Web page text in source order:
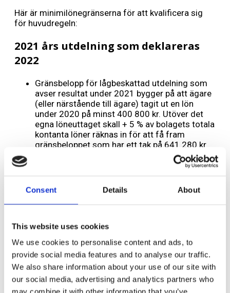
Consent Details About
This website uses cookies
We use cookies to personalise content and ads, to
provide social media features and to analyse our traffic.
We also share information about your use of our site with
our social media, advertising and analytics partners who
Här är minimilönegränserna för att kvalificera sig
för huvudregeln:
2021 års utdelning som deklareras
2022
Gränsbelopp för lågbeskattad utdelning som
avser resultat under 2021 bygger på att ägare
(eller närstående till ägare) tagit ut en lön
under 2020 på minst 400 800 kr. Utöver det
egna löneuttaget skall + 5 % av bolagets totala
kontanta löner räknas in för att få fram
gränsbeloppet som har ett tak på 641 280 kr
framtiden
betala ut utdelning, kan du spara ditt gränsbelopp till
nästa år och ta utdelning då istället. Då räknas
också beloppet upp med 3,23%.
Läs merhär